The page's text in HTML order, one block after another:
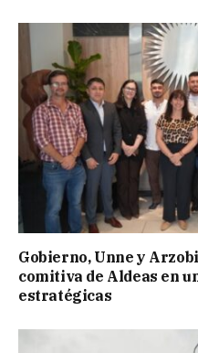
Gobierno, Unne y
comitiva de Aldeas en
estratégicas